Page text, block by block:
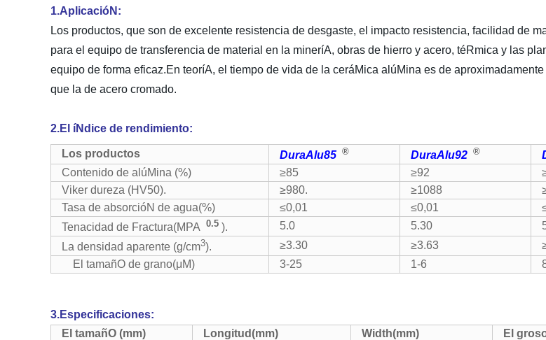
1.AplicacióN:
Los productos, que son de excelente resistencia de desgaste, el impacto resistencia, facilidad de
para el equipo de transferencia de material en la mineríA, obras de hierro y acero, téRmica y las
equipo de forma eficaz.En teoríA, el tiempo de vida de la ceráMica alúMina es de
que la de acero cromado.
2.El íNdice de rendimiento:
Los productos DuraAlu85 ® DuraAlu92 ®
Contenido de alúMina (%) ≥85 ≥92
Viker dureza (HV50).
≥980. ≥1088
Tasa de absorcióN de agua(%)
≤0,01 ≤0,01
Tenacidad de Fractura(MPA 0.5 ). 5.0 5.30
La densidad aparente (g/cm3). ≥3.30 ≥3.63
El tamañO de grano(μM)
3-25 1-6
3.Especificaciones:
El tamañO (mm)
Longitud(mm) Width(mm) El